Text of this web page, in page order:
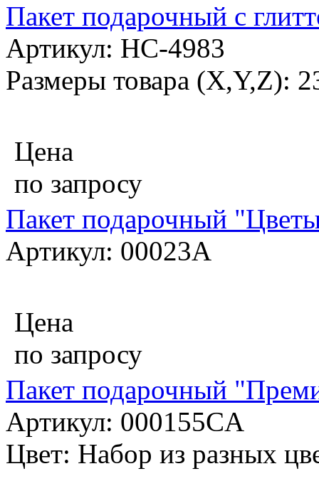
Пакет подарочный с
Артикул: НС-4983
Размеры товара (X,Y,Z):
Цена
по запросу
Пакет подарочный
Артикул: 00023A
Цена
по запросу
Пакет подарочный
Артикул: 000155CA
Цвет: Набор из разных